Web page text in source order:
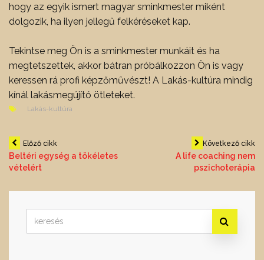
hogy az egyik ismert magyar sminkmester miként
dolgozik, ha ilyen jellegű felkéréseket kap.
Tekintse meg Ön is a sminkmester munkáit és ha
megtetszettek, akkor bátran próbálkozzon Ön is vagy
keressen rá profi képzőművészt! A Lakás-kultúra mindig
kínál lakásmegújító ötleteket.
Lakás-kultúra
Bejegyzés
navigáció
Előző cikk
Beltéri egység a tökéletes
vételért
Következő cikk
A life coaching nem
pszichoterápia
for: